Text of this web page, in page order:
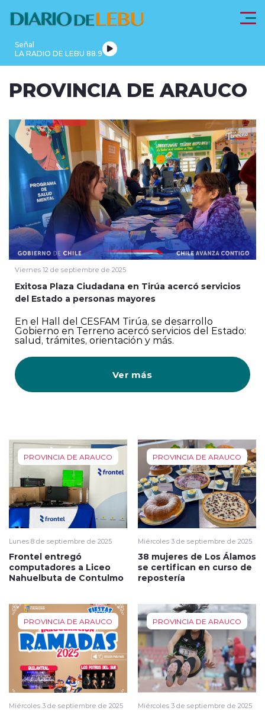
Señal
LA RADIO DE LEBU 88.9
LEBU
PROVINCIA
DE
ARAUCO
REGIONALESFRONTELACTUALIDAD
modo claro
PROVINCIA DE ARAUCO
Viernes 12 de septiembre de 2025
Exitosa Plaza Ciudadana en Tirúa acercó servicios
del Estado a personas mayores
En el Hall del CESFAM Tirúa, se desarrollo
Gobierno en Terreno acercó servicios del Estado:
salud, trámites, orientación y más.
Ver más
PROVINCIA DE ARAUCO
Lunes 8 de septiembre de 2025
Frontel entregó
computadores a Liceo
Nahuelbuta de Contulmo
PROVINCIA DE ARAUCO
Miércoles 3 de septiembre de 2025
38 mujeres de Los Álamos
se certifican en curso de
repostería
PROVINCIA DE ARAUCO
Miércoles 3 de septiembre de 2025
PROVINCIA DE ARAUCO
Miércoles 3 de septiembre de 2025